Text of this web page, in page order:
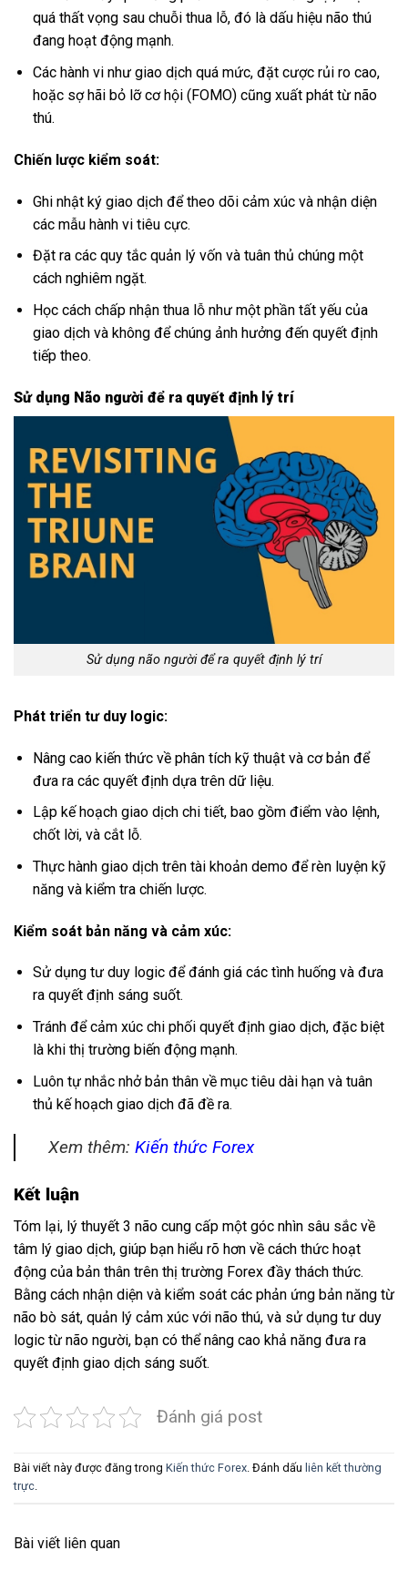
quá thất vọng sau chuỗi thua lỗ, đó là dấu hiệu não thú
đang hoạt động mạnh.
Các hành vi như giao dịch quá mức, đặt cược rủi ro cao,
hoặc sợ hãi bỏ lỡ cơ hội (FOMO) cũng xuất phát từ não
thú.
Chiến lược kiểm soát:
Ghi nhật ký giao dịch để theo dõi cảm xúc và nhận diện
các mẫu hành vi tiêu cực.
Đặt ra các quy tắc quản lý vốn và tuân thủ chúng một
cách nghiêm ngặt.
Học cách chấp nhận thua lỗ như một phần tất yếu của
giao dịch và không để chúng ảnh hưởng đến quyết định
tiếp theo.
Sử dụng Não người để ra quyết định lý trí
Sử dụng não người để ra quyết định lý trí
Phát triển tư duy logic:
Nâng cao kiến thức về phân tích kỹ thuật và cơ bản để
đưa ra các quyết định dựa trên dữ liệu.
Lập kế hoạch giao dịch chi tiết, bao gồm điểm vào lệnh,
chốt lời, và cắt lỗ.
Thực hành giao dịch trên tài khoản demo để rèn luyện kỹ
năng và kiểm tra chiến lược.
Kiểm soát bản năng và cảm xúc:
Sử dụng tư duy logic để đánh giá các tình huống và đưa
ra quyết định sáng suốt.
Tránh để cảm xúc chi phối quyết định giao dịch, đặc biệt
là khi thị trường biến động mạnh.
Luôn tự nhắc nhở bản thân về mục tiêu dài hạn và tuân
thủ kế hoạch giao dịch đã đề ra.
Xem thêm: Kiến thức Forex
Kết luận
Tóm lại, lý thuyết 3 não cung cấp một góc nhìn sâu sắc về
tâm lý giao dịch, giúp bạn hiểu rõ hơn về cách thức hoạt
động của bản thân trên thị trường Forex đầy thách thức.
Bằng cách nhận diện và kiểm soát các phản ứng bản năng từ
não bò sát, quản lý cảm xúc với não thú, và sử dụng tư duy
logic từ não người, bạn có thể nâng cao khả năng đưa ra
quyết định giao dịch sáng suốt.
Đánh giá post
Bài viết này được đăng trong Kiến thức Forex. Đánh dấu liên kết thường
trực.
Bài viết liên quan